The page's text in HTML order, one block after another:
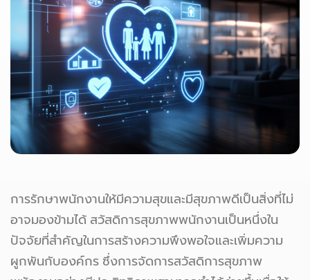
การรักษาพนักงานให้มีความสุขและมีสุขภาพดีเป็นสิ่งที่ไม่
อาจมองข้ามได้ สวัสดิการสุขภาพพนักงานเป็นหนึ่งใน
ปัจจัยที่สำคัญในการสร้างความพึงพอใจและเพิ่มความ
ผูกพันกับองค์กร ซึ่งการจัดการสวัสดิการสุขภาพ